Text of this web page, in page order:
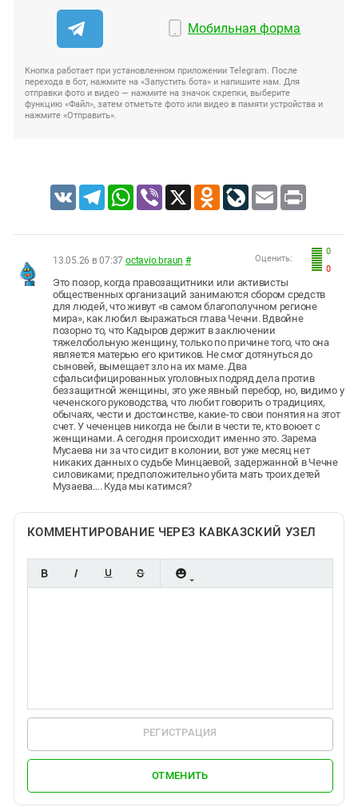
Мобильная форма
Кнопка работает при установленном приложении Telegram. После
перехода в бот, нажмите на «Запустить бота» и напишите нам. Для
отправки фото и видео — нажмите на значок скрепки, выберите
функцию «Файл», затем отметьте фото или видео в памяти устройства и
нажмите «Отправить».
VK TelegramWhatsApp
Viber X Odnoklassniki
LiveJournal
Email Print
0
0
Оценить:
13.05.26 в 07:37 octavio.braun #
Это позор, когда правозащитники или активисты
общественных организаций занимаются сбором средств
для людей, что живут «в самом благополучном регионе
мира», как любил выражаться глава Чечни. Вдвойне
позорно то, что Кадыров держит в заключении
тяжелобольную женщину, только по причине того, что она
является матерью его критиков. Не смог дотянуться до
сыновей, вымещает зло на их маме. Два
сфальсифицированных уголовных подряд дела против
беззащитной женщины, это уже явный перебор, но, видимо у
чеченского руководства, что любит говорить о традициях,
обычаях, чести и достоинстве, какие-то свои понятия на этот
счет. У чеченцев никогда не были в чести те, кто воюет с
женщинами. А сегодня происходит именно это. Зарема
Мусаева ни за что сидит в колонии, вот уже месяц нет
никаких данных о судьбе Минцаевой, задержанной в Чечне
силовиками; предположительно убита мать троих детей
Музаева…. Куда мы катимся?
КОММЕНТИРОВАНИЕ ЧЕРЕЗ КАВКАЗСКИЙ УЗЕЛ
РЕГИСТРАЦИЯ
ОТМЕНИТЬ